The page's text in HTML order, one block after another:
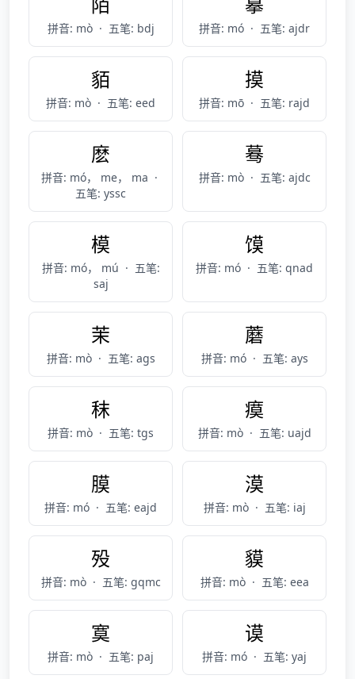
拼音: mò · 五笔: bdj 拼音: mó · 五笔: ajdr
貊
拼音: mò · 五笔: eed
摸
拼音: mō · 五笔: rajd
麽
拼音: mó， me， ma ·
五笔: yssc
蓦
拼音: mò · 五笔: ajdc
模
拼音: mó， mú · 五笔:
saj
馍
拼音: mó · 五笔: qnad
茉
拼音: mò · 五笔: ags
蘑
拼音: mó · 五笔: ays
秣
拼音: mò · 五笔: tgs
瘼
拼音: mò · 五笔: uajd
膜
拼音: mó · 五笔: eajd
漠
拼音: mò · 五笔: iaj
殁
拼音: mò · 五笔: gqmc
貘
拼音: mò · 五笔: eea
寞
拼音: mò · 五笔: paj
谟
拼音: mó · 五笔: yaj